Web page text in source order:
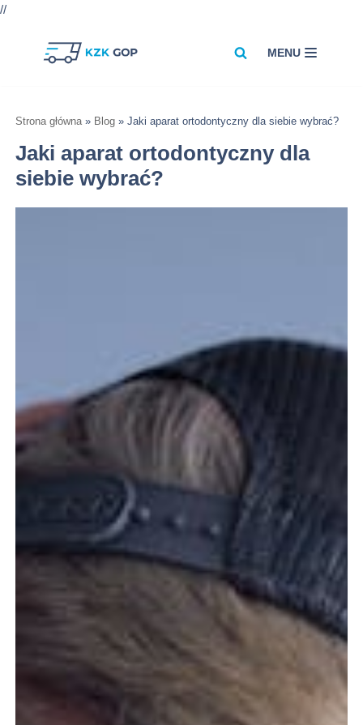
//
Przejdź
MENU
Strona główna » Blog » Jaki aparat ortodontyczny dla siebie wybrać?
Jaki aparat ortodontyczny dla
siebie wybrać?